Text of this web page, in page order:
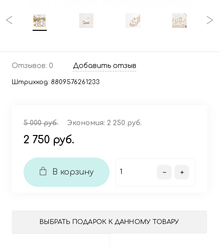
Отзывов: 0 Добавить отзыв
Штрихкод: 8809576261233
5 000 руб. Экономия: 2 250 руб.
2 750 руб.
В корзину
ВЫБРАТЬ ПОДАРОК К ДАННОМУ ТОВАРУ